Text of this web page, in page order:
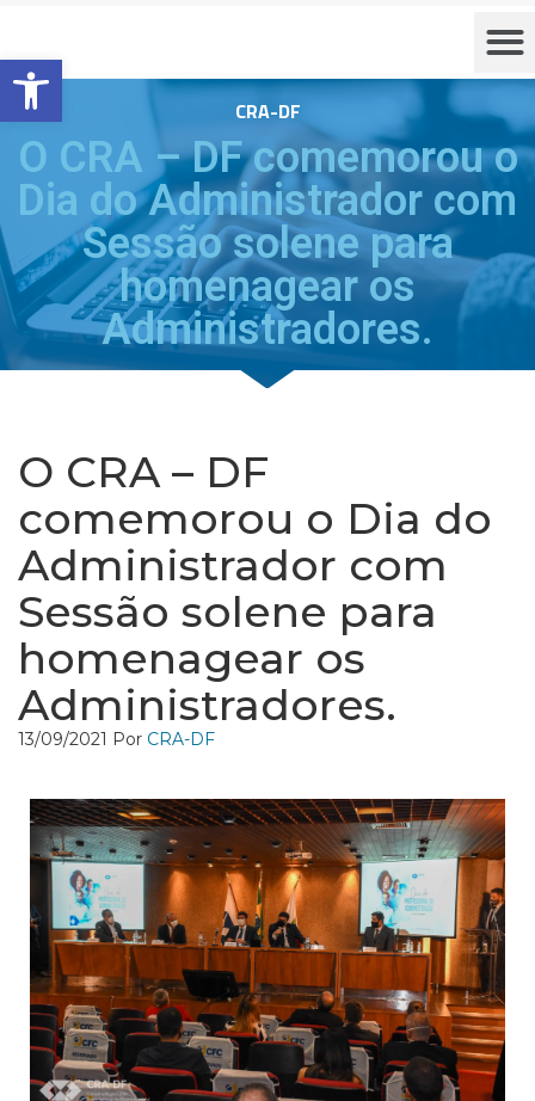
Barra de Ferramentas Aberta
CRA-DF
O CRA – DF comemorou o
Dia do Administrador com
Sessão solene para
homenagear os
Administradores.
O CRA – DF
comemorou o Dia do
Administrador com
Sessão solene para
homenagear os
Administradores.
13/09/2021 Por CRA-DF